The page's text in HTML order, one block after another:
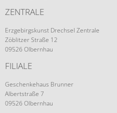
ZENTRALE
Erzgebirgskunst Drechsel Zentrale
Zöblitzer Straße 12
09526 Olbernhau
FILIALE
Geschenkehaus Brunner
Albertstraße 7
09526 Olbernhau